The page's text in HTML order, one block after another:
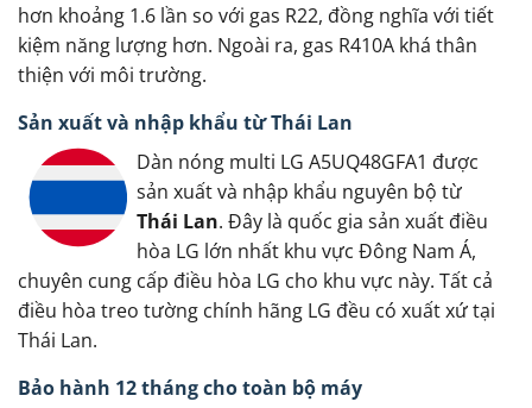
hơn khoảng 1.6 lần so với gas R22, đồng nghĩa với tiết
kiệm năng lượng hơn. Ngoài ra, gas R410A khá thân
thiện với môi trường.
Sản xuất và nhập khẩu từ Thái Lan
Dàn nóng multi LG A5UQ48GFA1 được
sản xuất và nhập khẩu nguyên bộ từ
Thái Lan. Đây là quốc gia sản xuất điều
hòa LG lớn nhất khu vực Đông Nam Á,
chuyên cung cấp điều hòa LG cho khu vực này. Tất cả
điều hòa treo tường chính hãng LG đều có xuất xứ tại
Thái Lan.
Bảo hành 12 tháng cho toàn bộ máy